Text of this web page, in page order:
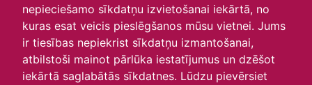
nepieciešamo sīkdatņu izvietošanai iekārtā, no
kuras esat veicis pieslēgšanos mūsu vietnei. Jums
ir tiesības nepiekrist sīkdatņu izmantošanai,
atbilstoši mainot pārlūka iestatījumus un dzēšot
iekārtā saglabātās sīkdatnes. Lūdzu pievērsiet